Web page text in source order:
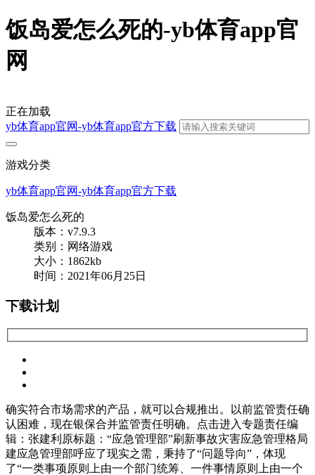
饭岛爱怎么死的-yb体育app官
网
正在加载
yb体育app官网-yb体育app官方下载
游戏分类
yb体育app官网-yb体育app官方下载
饭岛爱怎么死的
版本：v7.9.3
类别：网络游戏
大小：1862kb
时间：2021年06月25日
下载计划
确实符合市场需求的产品，就可以合规推出。以前监管责任确
认困难，现在银保合并监管责任明确。点击进入专题责任编
辑：张建利原标题：“应急管理部”刷新事故灾害应急管理格局
建应急管理部呼应了现实之需，秉持了“问题导向”，体现
了“一类事项原则上由一个部门统筹、一件事情原则上由一个